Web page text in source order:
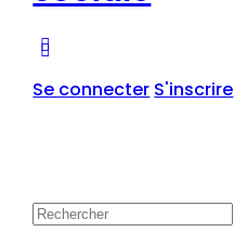
Se connecter S'inscrire